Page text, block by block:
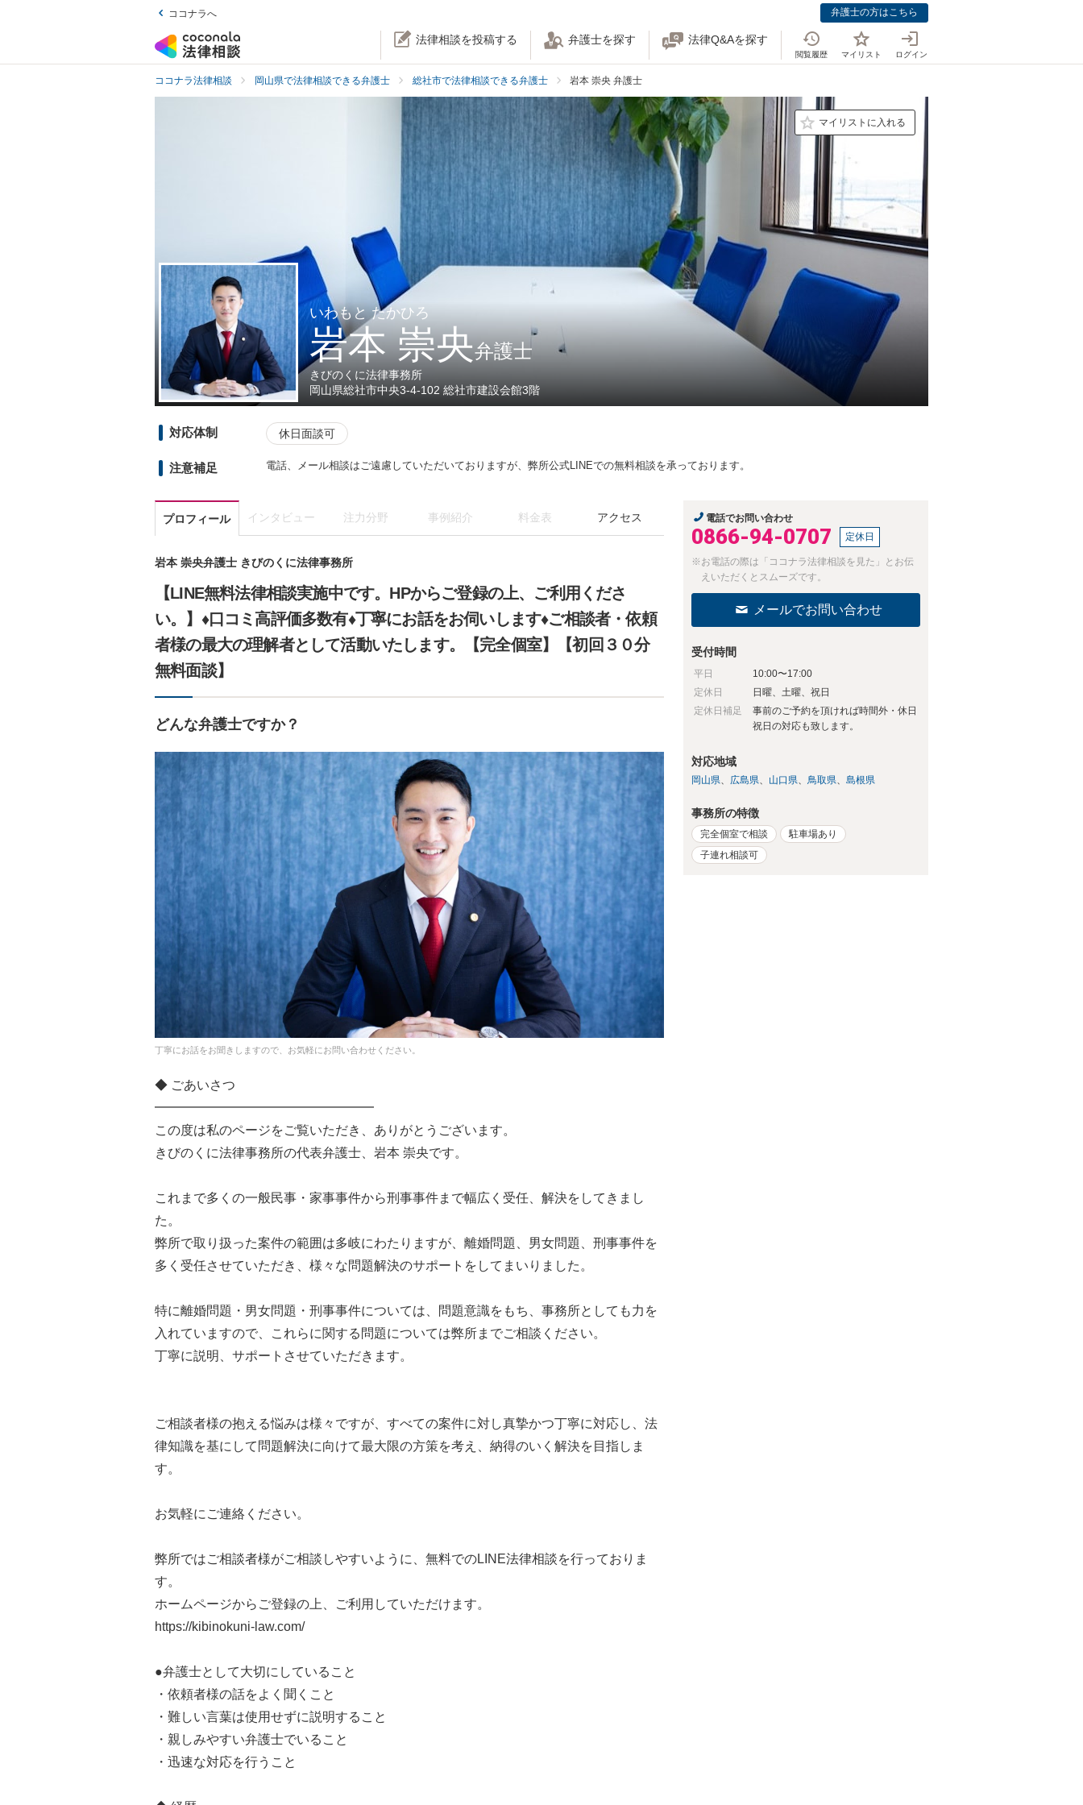
ココナラへ 弁護士の方はこちら
法律相談を投稿する 弁護士を探す 法律Q&Aを探す
閲覧履歴 マイリスト ログイン
ココナラ法律相談 岡山県で法律相談できる弁護士 総社市で法律相談できる弁護士 岩本 崇央 弁護士
マイリストに入れる
いわもと たかひろ
岩本 崇央弁護士
きびのくに法律事務所
岡山県総社市中央3-4-102 総社市建設会館3階
対応体制 休日面談可
注意補足 電話、メール相談はご遠慮していただいておりますが、弊所公式LINEでの無料相談を承っております。
プロフィール インタビュー 注力分野 事例紹介 料金表 アクセス
岩本 崇央弁護士 きびのくに法律事務所
【LINE無料法律相談実施中です。HPからご登録の上、ご利用くださ
い。】♦口コミ高評価多数有♦丁寧にお話をお伺いします♦ご相談者・依頼
者様の最大の理解者として活動いたします。【完全個室】【初回３０分
無料面談】
どんな弁護士ですか？
丁寧にお話をお聞きしますので、お気軽にお問い合わせください。
◆ ごあいさつ
━━━━━━━━━━━━━━━━━
この度は私のページをご覧いただき、ありがとうございます。
きびのくに法律事務所の代表弁護士、岩本 崇央です。
これまで多くの一般民事・家事事件から刑事事件まで幅広く受任、解決をしてきまし
た。
弊所で取り扱った案件の範囲は多岐にわたりますが、離婚問題、男女問題、刑事事件を
多く受任させていただき、様々な問題解決のサポートをしてまいりました。
特に離婚問題・男女問題・刑事事件については、問題意識をもち、事務所としても力を
入れていますので、これらに関する問題については弊所までご相談ください。
丁寧に説明、サポートさせていただきます。
ご相談者様の抱える悩みは様々ですが、すべての案件に対し真摯かつ丁寧に対応し、法
律知識を基にして問題解決に向けて最大限の方策を考え、納得のいく解決を目指しま
す。
お気軽にご連絡ください。
弊所ではご相談者様がご相談しやすいように、無料でのLINE法律相談を行っておりま
す。
ホームページからご登録の上、ご利用していただけます。
https://kibinokuni-law.com/
●弁護士として大切にしていること
・依頼者様の話をよく聞くこと
・難しい言葉は使用せずに説明すること
・親しみやすい弁護士でいること
・迅速な対応を行うこと
電話でお問い合わせ
0866-94-0707 定休日
※お電話の際は「ココナラ法律相談を見た」とお伝
えいただくとスムーズです。
メールでお問い合わせ
受付時間
平日
10:00〜17:00
定休日
日曜、土曜、祝日
定休日補足
事前のご予約を頂ければ時間外・休日
祝日の対応も致します。
対応地域
岡山県 広島県 山口県 鳥取県 島根県
事務所の特徴
完全個室で相談
駐車場あり
子連れ相談可